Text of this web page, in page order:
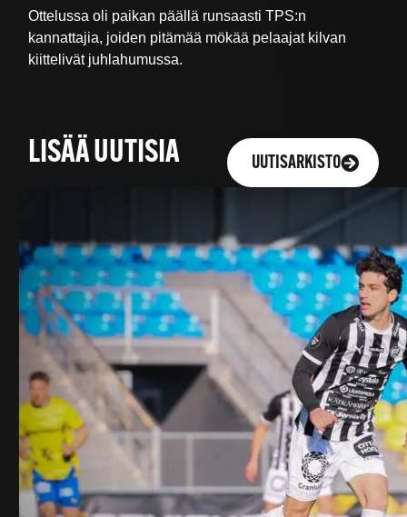
Ottelussa oli paikan päällä runsaasti TPS:n
kannattajia, joiden pitämää mökää pelaajat kilvan
kiittelivät juhlahumussa.
LISÄÄ UUTISIA UUTISARKISTO